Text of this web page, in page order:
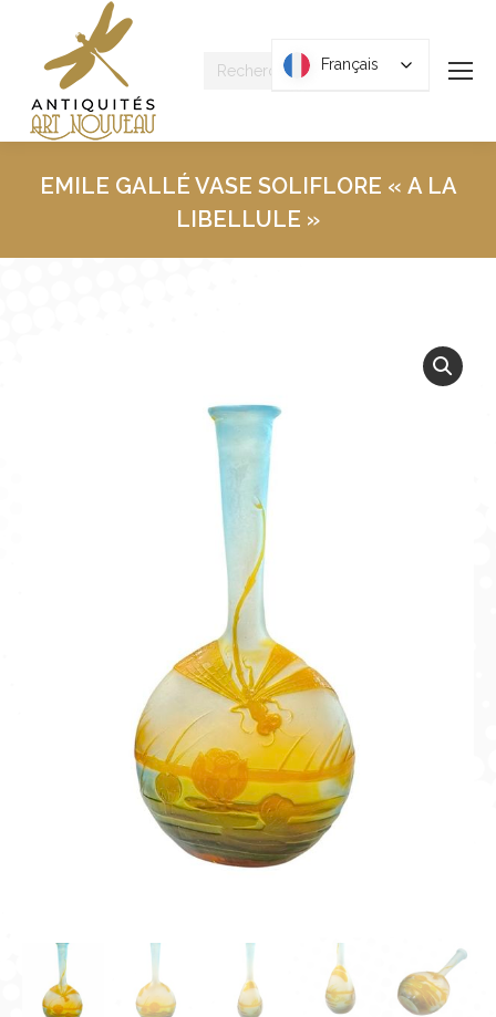
Recherche
EMILE GALLÉ VASE SOLIFLORE « A LA
LIBELLULE »
Français
Français